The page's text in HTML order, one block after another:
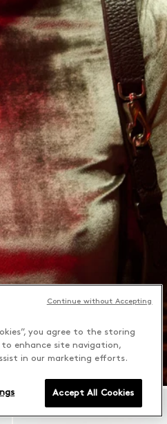
you agree to the storing
enhance site navigation,
in our marketing efforts.
Accept All Cookies
Continue without Accepting